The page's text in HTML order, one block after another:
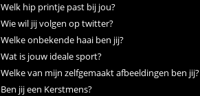
Welk hip printje past bij jou?
Wie wil jij volgen op twitter?
Welke onbekende haai ben jij?
Wat is jouw ideale sport?
Welke van mijn zelfgemaakt afbeeldingen ben jij?
Ben jij een Kerstmens?